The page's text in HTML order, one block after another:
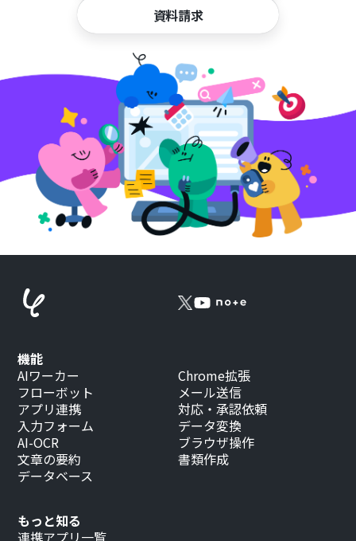
資料請求
もっと知る
連携アプリ一覧
機能
AIワーカー
フローボット
アプリ連携
入力フォーム
AI-OCR
文章の要約
データベース
Chrome拡張
メール送信
対応・承認依頼
データ変換
ブラウザ操作
書類作成